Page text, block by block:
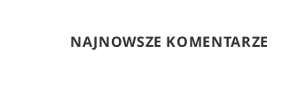
NAJNOWSZE KOMENTARZE